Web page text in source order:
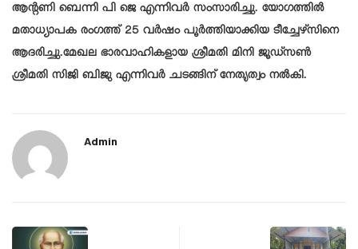
ആന്റണി ബെന്നി പി ജെ എന്നിവർ സംസാരിച്ചു. യോഗത്തിൽ
മതാധ്യാപക രംഗത്ത് 25 വർഷം പൂർത്തിയാക്കിയ ടീച്ചേഴ്സിനെ
ആദരിച്ചു.മേഖല ഭാരവാഹികളായ ശ്രീമതി മിനി ജൂഡ്സൺ
ശ്രീമതി സിജി ബിജു എന്നിവർ ചടങ്ങിന് നേതൃത്വം നൽകി.
Admin